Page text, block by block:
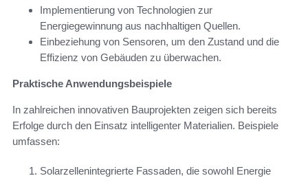
Implementierung von Technologien zur
Energiegewinnung aus nachhaltigen Quellen.
Einbeziehung von Sensoren, um den Zustand und die
Effizienz von Gebäuden zu überwachen.
Praktische Anwendungsbeispiele
In zahlreichen innovativen Bauprojekten zeigen sich bereits
Erfolge durch den Einsatz intelligenter Materialien. Beispiele
umfassen:
Solarzellenintegrierte Fassaden, die sowohl Energie